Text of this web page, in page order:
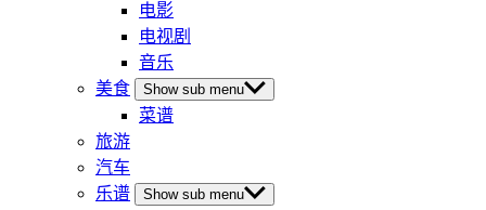
电影
电视剧
音乐
美食
Show sub menu
菜谱
旅游
汽车
乐谱
Show sub menu